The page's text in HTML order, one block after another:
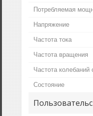
Потребляемая
Напряжение
Частота тока
Частота вращения
Частота колебаний
Состояние